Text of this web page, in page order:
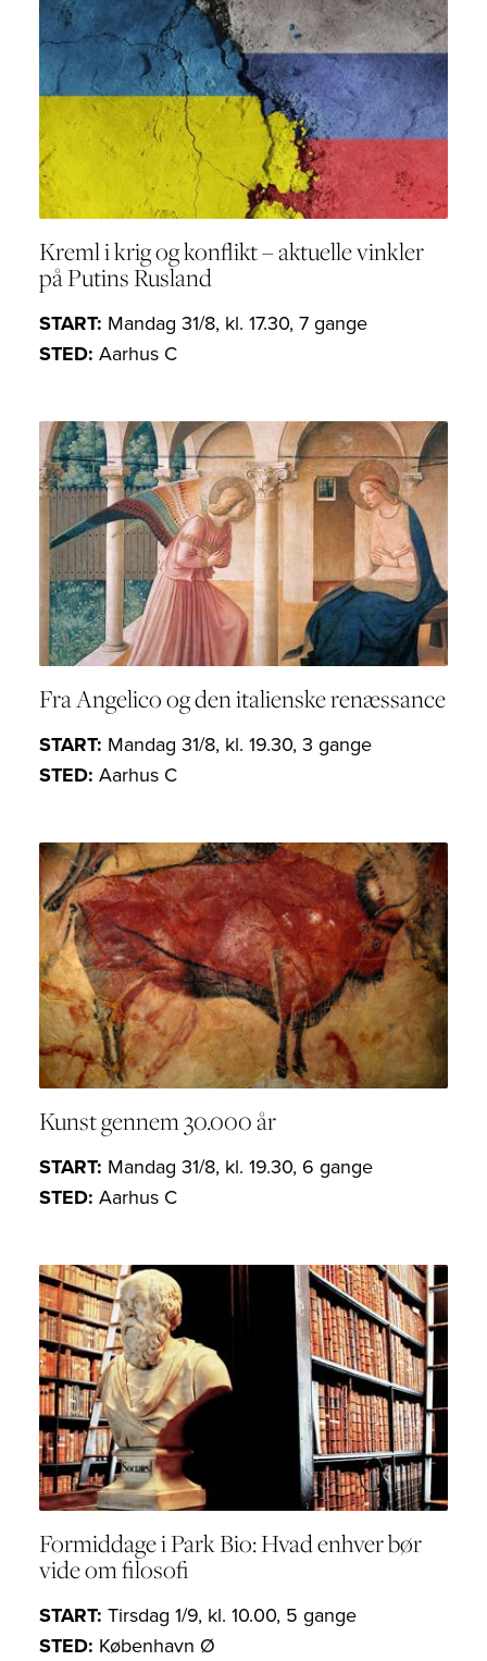
Kreml i krig og konflikt – aktuelle vinkler
på Putins Rusland
START: Mandag 31/8, kl. 17.30, 7 gange
STED: Aarhus C
Fra Angelico og den italienske renæssance
START: Mandag 31/8, kl. 19.30, 3 gange
STED: Aarhus C
Kunst gennem 30.000 år
START: Mandag 31/8, kl. 19.30, 6 gange
STED: Aarhus C
Formiddage i Park Bio: Hvad enhver bør
vide om filosofi
START: Tirsdag 1/9, kl. 10.00, 5 gange
STED: København Ø